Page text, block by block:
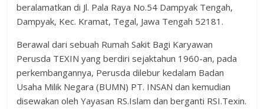
beralamatkan di Jl. Pala Raya No.54 Dampyak Tengah,
Dampyak, Kec. Kramat, Tegal, Jawa Tengah 52181.
Berawal dari sebuah Rumah Sakit Bagi Karyawan
Perusda TEXIN yang berdiri sejaktahun 1960-an, pada
perkembangannya, Perusda dilebur kedalam Badan
Usaha Milik Negara (BUMN) PT. INSAN dan kemudian
disewakan oleh Yayasan RS.Islam dan berganti RSI.Texin.